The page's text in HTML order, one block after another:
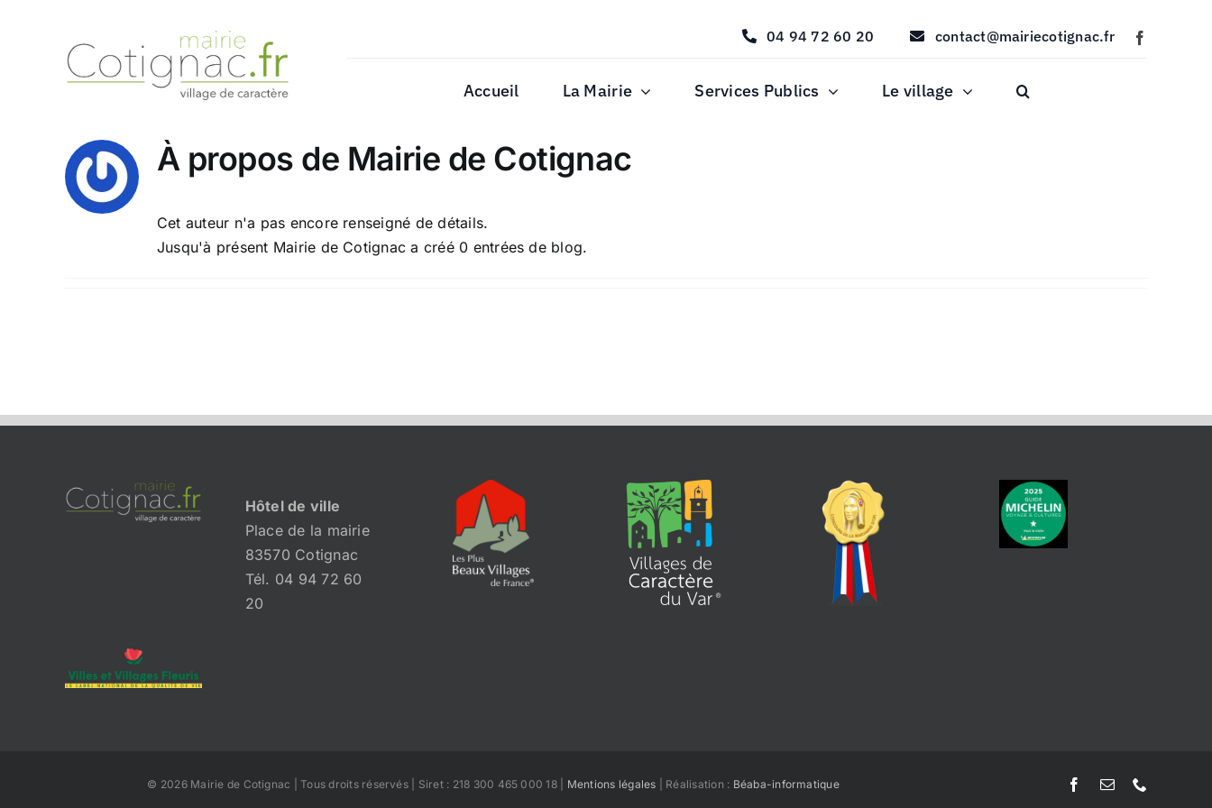
04 94 72 60 20 contact@mairiecotignac.fr
Accueil La Mairie Services Publics Le village
À propos de Mairie de Cotignac
Cet auteur n'a pas encore renseigné de détails.
Jusqu'à présent Mairie de Cotignac a créé 0 entrées de blog.
Hôtel de ville
Place de la mairie
83570 Cotignac
Tél. 04 94 72 60
20
© 2026 Mairie de Cotignac | Tous droits réservés | Siret : 218 300 465 000 18 | Mentions légales | Réalisation : Béaba-informatique